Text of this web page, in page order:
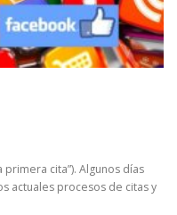
cita”). Algunos días
actuales procesos de citas y